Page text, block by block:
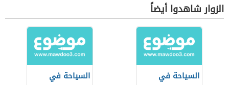
الزوار شاهدوا أيضاً
السياحة في
السياحة في